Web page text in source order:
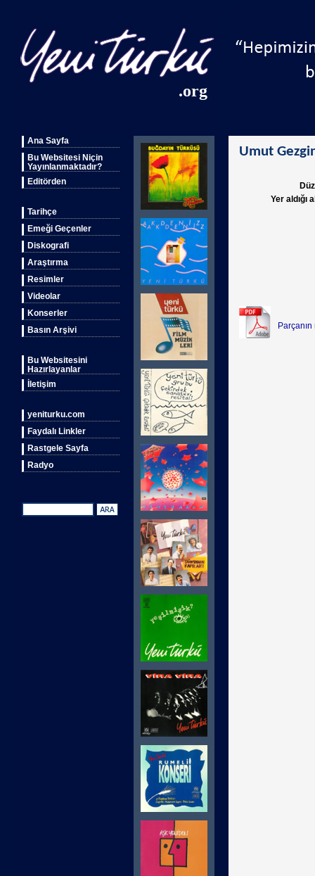
.org
Ana Sayfa
Bu Websitesi Niçin
Yayınlanmaktadır?
Editörden
Tarihçe
Emeği Geçenler
Diskografi
Araştırma
Resimler
Videolar
Konserler
Basın Arşivi
Bu Websitesini
Hazırlayanlar
İletişim
yeniturku.com
Faydalı Linkler
Rastgele Sayfa
Radyo
Umut
Yer aldığı
Parçanın